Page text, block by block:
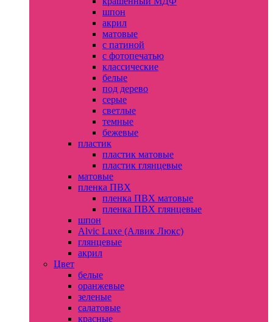
шпон
акрил
матовые
с патиной
с фотопечатью
классические
белые
под дерево
серые
светлые
темные
бежевые
пластик
пластик матовые
пластик глянцевые
матовые
пленка ПВХ
пленка ПВХ матовые
пленка ПВХ глянцевые
шпон
Alvic Luxe (Алвик Люкс)
глянцевые
акрил
Цвет
белые
оранжевые
зеленые
салатовые
красные